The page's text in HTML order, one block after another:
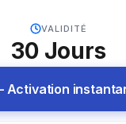
VALIDITÉ
30 Jours
Activation